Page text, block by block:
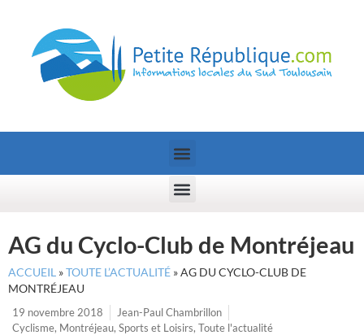
AG du Cyclo-Club de Montréjeau
ACCUEIL »TOUTE L’ACTUALITÉ »AG DU CYCLO-CLUB DE
MONTRÉJEAU
19 novembre 2018
Jean-Paul Chambrillon
Cyclisme, Montréjeau, Sports et Loisirs, Toute l'actualité